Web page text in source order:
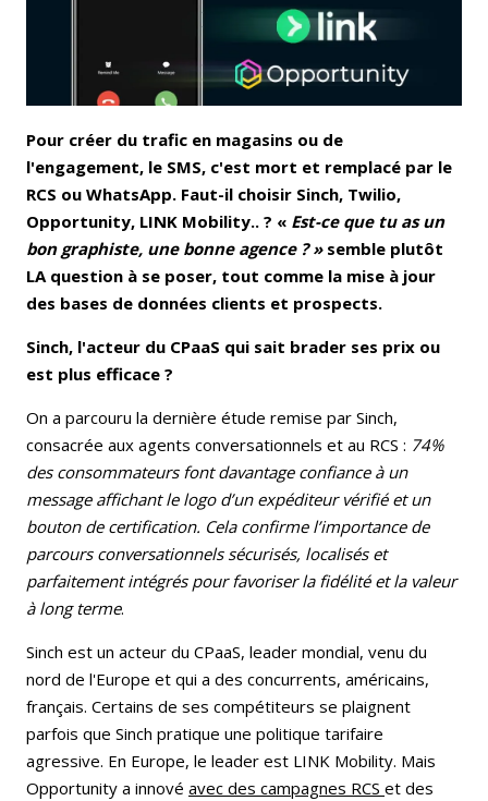
Pour créer du trafic en magasins ou de
l'engagement, le SMS, c'est mort et remplacé par le
RCS ou WhatsApp. Faut-il choisir Sinch, Twilio,
Opportunity, LINK Mobility.. ? « Est-ce que tu as un
bon graphiste, une bonne agence ? »semble plutôt
LA question à se poser, tout comme la mise à jour
des bases de données clients et prospects.
Sinch, l'acteur du CPaaS qui sait brader ses prix ou
est plus efficace ?
On a parcouru la dernière étude remise par Sinch,
consacrée aux agents conversationnels et au RCS : 74%
des consommateurs font davantage confiance à un
message affichant le logo d’un expéditeur vérifié et un
bouton de certification. Cela confirme l’importance de
parcours conversationnels sécurisés, localisés et
parfaitement intégrés pour favoriser la fidélité et la valeur
à long terme.
Sinch est un acteur du CPaaS, leader mondial, venu du
nord de l'Europe et qui a des concurrents, américains,
français. Certains de ses compétiteurs se plaignent
parfois que Sinch pratique une politique tarifaire
agressive. En Europe, le leader est LINK Mobility. Mais
Opportunity a innové avec des campagnes RCS et des